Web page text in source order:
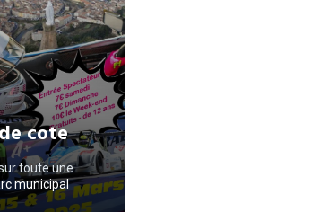
cote
toute une
municipal